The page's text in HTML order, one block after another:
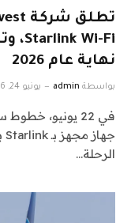
نهاية عام 2026
بواسطة admin يونيو 24, 2026
في 22 يونيو،
الرحلة…